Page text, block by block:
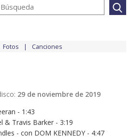
Fotos Canciones
29 de noviembre de 2019
- 1:43
& Travis Barker - 3:19
- con DOM KENNEDY - 4:47